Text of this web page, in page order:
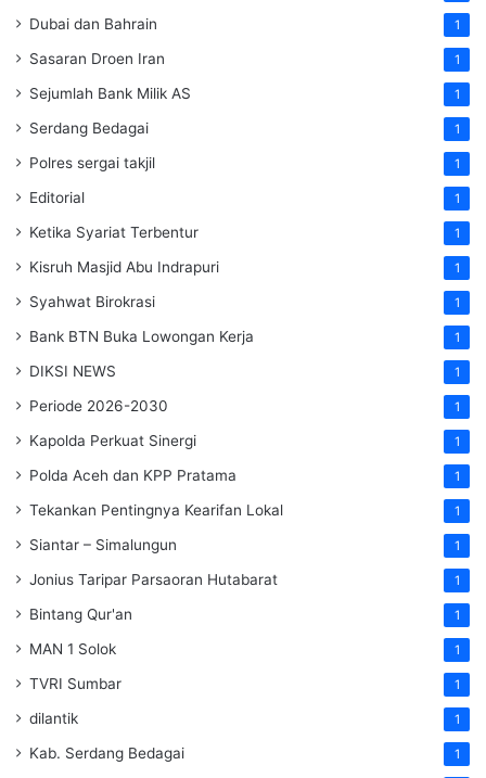
Dubai dan Bahrain 1
Sasaran Droen Iran 1
Sejumlah Bank Milik AS 1
Serdang Bedagai 1
Polres sergai takjil 1
Editorial 1
Ketika Syariat Terbentur 1
Kisruh Masjid Abu Indrapuri 1
Syahwat Birokrasi 1
Bank BTN Buka Lowongan Kerja 1
DIKSI NEWS 1
Periode 2026-2030 1
Kapolda Perkuat Sinergi 1
Polda Aceh dan KPP Pratama 1
Tekankan Pentingnya Kearifan Lokal 1
Siantar – Simalungun 1
Jonius Taripar Parsaoran Hutabarat 1
Bintang Qur'an 1
MAN 1 Solok 1
TVRI Sumbar 1
dilantik 1
Kab. Serdang Bedagai 1